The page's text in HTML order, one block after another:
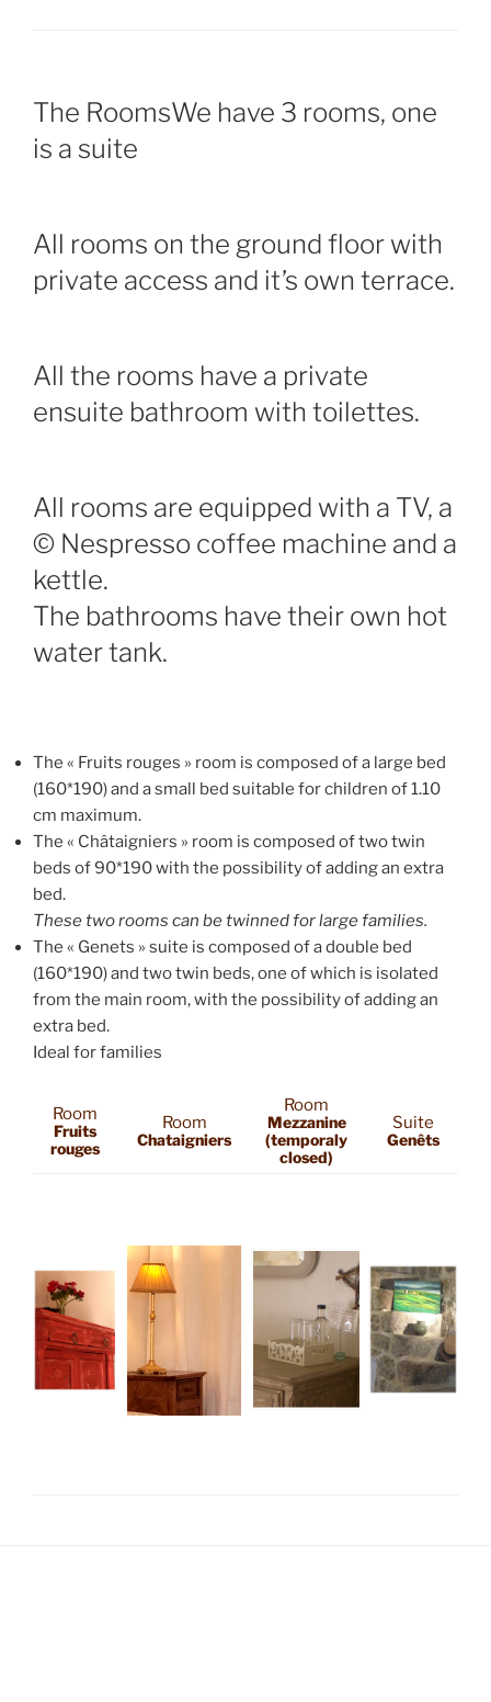
The RoomsWe have 3 rooms, one
is a suite
All rooms on the ground floor with
private access and it’s own terrace.
All the rooms have a private
ensuite bathroom with toilettes.
All rooms are equipped with a TV, a
© Nespresso coffee machine and a
kettle.
The bathrooms have their own hot
water tank.
The « Fruits rouges » room is composed of a large bed
(160*190) and a small bed suitable for children of 1.10
cm maximum.
The « Châtaigniers » room is composed of two twin
beds of 90*190 with the possibility of adding an extra
bed.
These two rooms can be twinned for large families.
The « Genets » suite is composed of a double bed
(160*190) and two twin beds, one of which is isolated
from the main room, with the possibility of adding an
extra bed.
Ideal for families
Room
Fruits
rouges
Room
Chataigniers
Room
Mezzanine
(temporaly
closed)
Suite
Genêts